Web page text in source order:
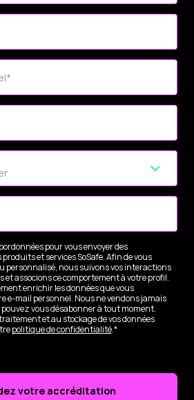
*
pour vous envoyer des
et services SoSafe. Afin de vous
personnalisé, nous suivons vos interactions
et associons ce comportement à votre profil.
enrichir les données que vous
e-mail personnel. Nous ne vendons jamais
pouvez vous désabonner à tout moment.
et au stockage de vos données
politique de confidentialité.*